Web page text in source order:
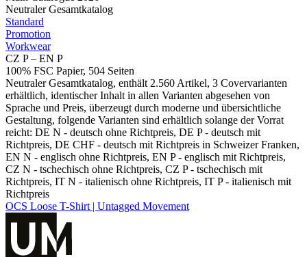
Neutraler Gesamtkatalog
Standard
Promotion
Workwear
CZ P – EN P
100% FSC Papier, 504 Seiten
Neutraler Gesamtkatalog, enthält 2.560 Artikel, 3 Covervarianten
erhältlich, identischer Inhalt in allen Varianten abgesehen von
Sprache und Preis, überzeugt durch moderne und übersichtliche
Gestaltung, folgende Varianten sind erhältlich solange der Vorrat
reicht: DE N - deutsch ohne Richtpreis, DE P - deutsch mit
Richtpreis, DE CHF - deutsch mit Richtpreis in Schweizer Franken,
EN N - englisch ohne Richtpreis, EN P - englisch mit Richtpreis,
CZ N - tschechisch ohne Richtpreis, CZ P - tschechisch mit
Richtpreis, IT N - italienisch ohne Richtpreis, IT P - italienisch mit
Richtpreis
OCS Loose T-Shirt | Untagged Movement